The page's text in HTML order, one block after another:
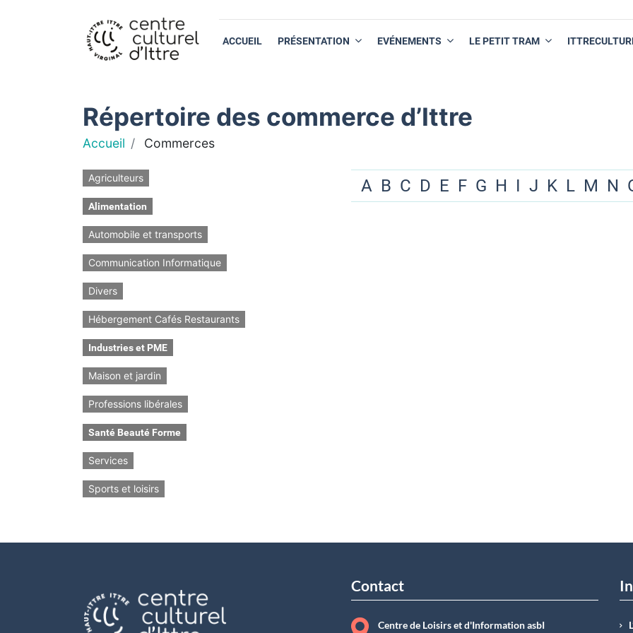
ACCUEIL PRÉSENTATION EVÉNEMENTS LE PETIT TRAM
Répertoire des commerce d’Ittre
Accueil Commerces
Agriculteurs
Alimentation
Automobile et transports
Communication Informatique
Divers
Hébergement Cafés Restaurants
Industries et PME
Maison et jardin
Professions libérales
Santé Beauté Forme
Services
Sports et loisirs
A B C D E F G H I J K L M N
Contact
Centre de Loisirs et d'Information asbI